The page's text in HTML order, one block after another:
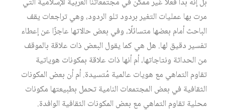
مرت بها عمليات التغير بردود تلو الردود، وهي تراجعات يقف
الباحث أمام بعضها متسائلًا، وفي بعض حالاتها عاجزًا عن إعطاء
تفسير دقيق لها. هل هي كما يقول البعض ذات علاقة بالموقف
من الحداثة ونتاجاتها، أم أنها ذات علاقة بمكونات هوياتية
تقاوم التماهي مع هويات عالمية مُتسيدة. أم أن بعض المكونات
الثقافية في بعض المجتمعات النامية تحمل بطبيعتها مكونات
محلية تقاوم التماهي مع بعض المكونات الثقافية الوافدة.